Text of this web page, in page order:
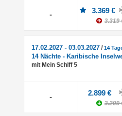
- 3.369 €
3.319
17.02.2027 - 03.03.2027 /14
14 Nächte - Karibische
mit Mein Schiff 5
- 2.899 €
3.299